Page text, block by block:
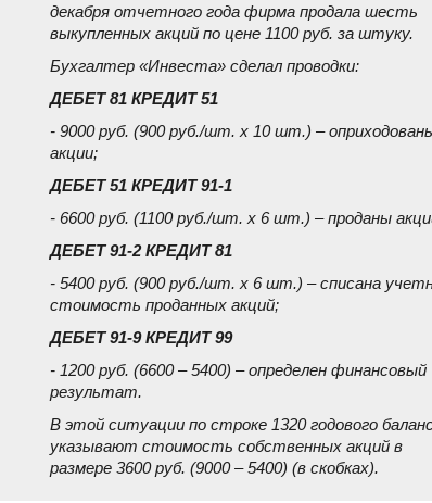
декабря отчетного года фирма продала шесть
выкупленных акций по цене 1100 руб. за штуку.
Бухгалтер «Инвеста» сделал проводки:
ДЕБЕТ 81 КРЕДИТ 51
- 9000 руб. (900 руб./шт. x 10 шт.) –
акции;
ДЕБЕТ 51 КРЕДИТ 91-1
- 6600 руб. (1100 руб./шт. x 6 шт.) – проданы
ДЕБЕТ 91-2 КРЕДИТ 81
- 5400 руб. (900 руб./шт. x 6 шт.) – списана
стоимость проданных акций;
ДЕБЕТ 91-9 КРЕДИТ 99
- 1200 руб. (6600 – 5400) – определен финансовый
результат.
В этой ситуации по строке 1320 годового
указывают стоимость собственных акций в
размере 3600 руб. (9000 – 5400) (в скобках).